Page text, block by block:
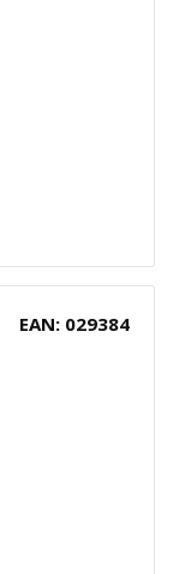
EAN: 029384